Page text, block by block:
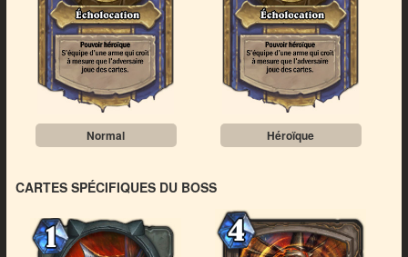
Normal Héroïque
CARTES SPÉCIFIQUES DU BOSS